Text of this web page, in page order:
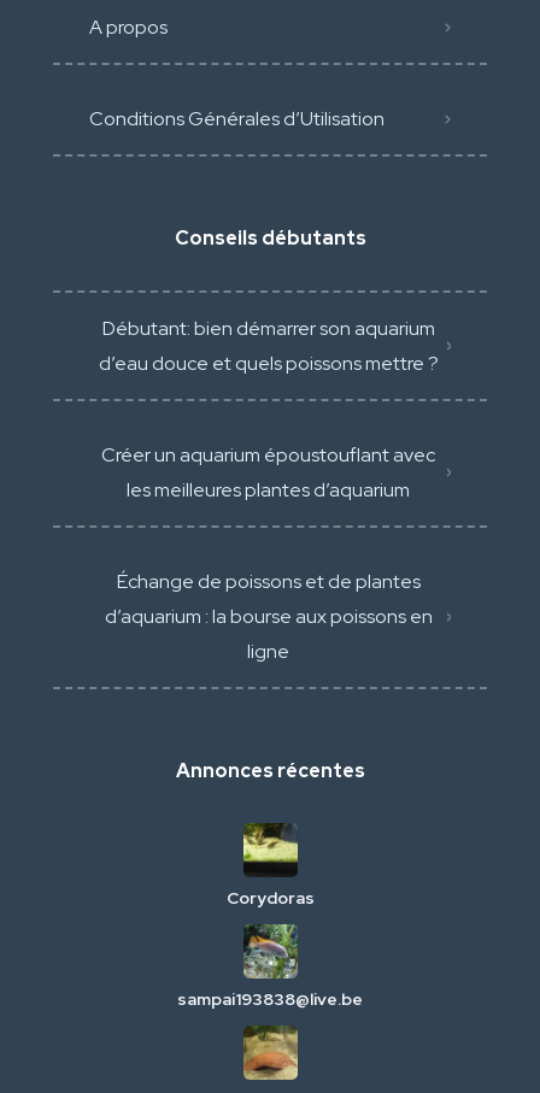
A propos
Conditions Générales d’Utilisation
Conseils débutants
Débutant: bien démarrer son aquarium
d’eau douce et quels poissons mettre ?
Créer un aquarium époustouflant avec
les meilleures plantes d’aquarium
Échange de poissons et de plantes
d’aquarium : la bourse aux poissons en
ligne
Annonces récentes
Corydoras
sampai193838@live.be